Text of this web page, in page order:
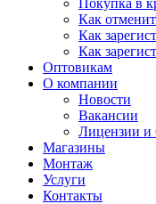
Покупка в
Как
Как
Как
Оптовикам
О компании
Новости
Вакансии
Лицензии и
Магазины
Монтаж
Услуги
Контакты